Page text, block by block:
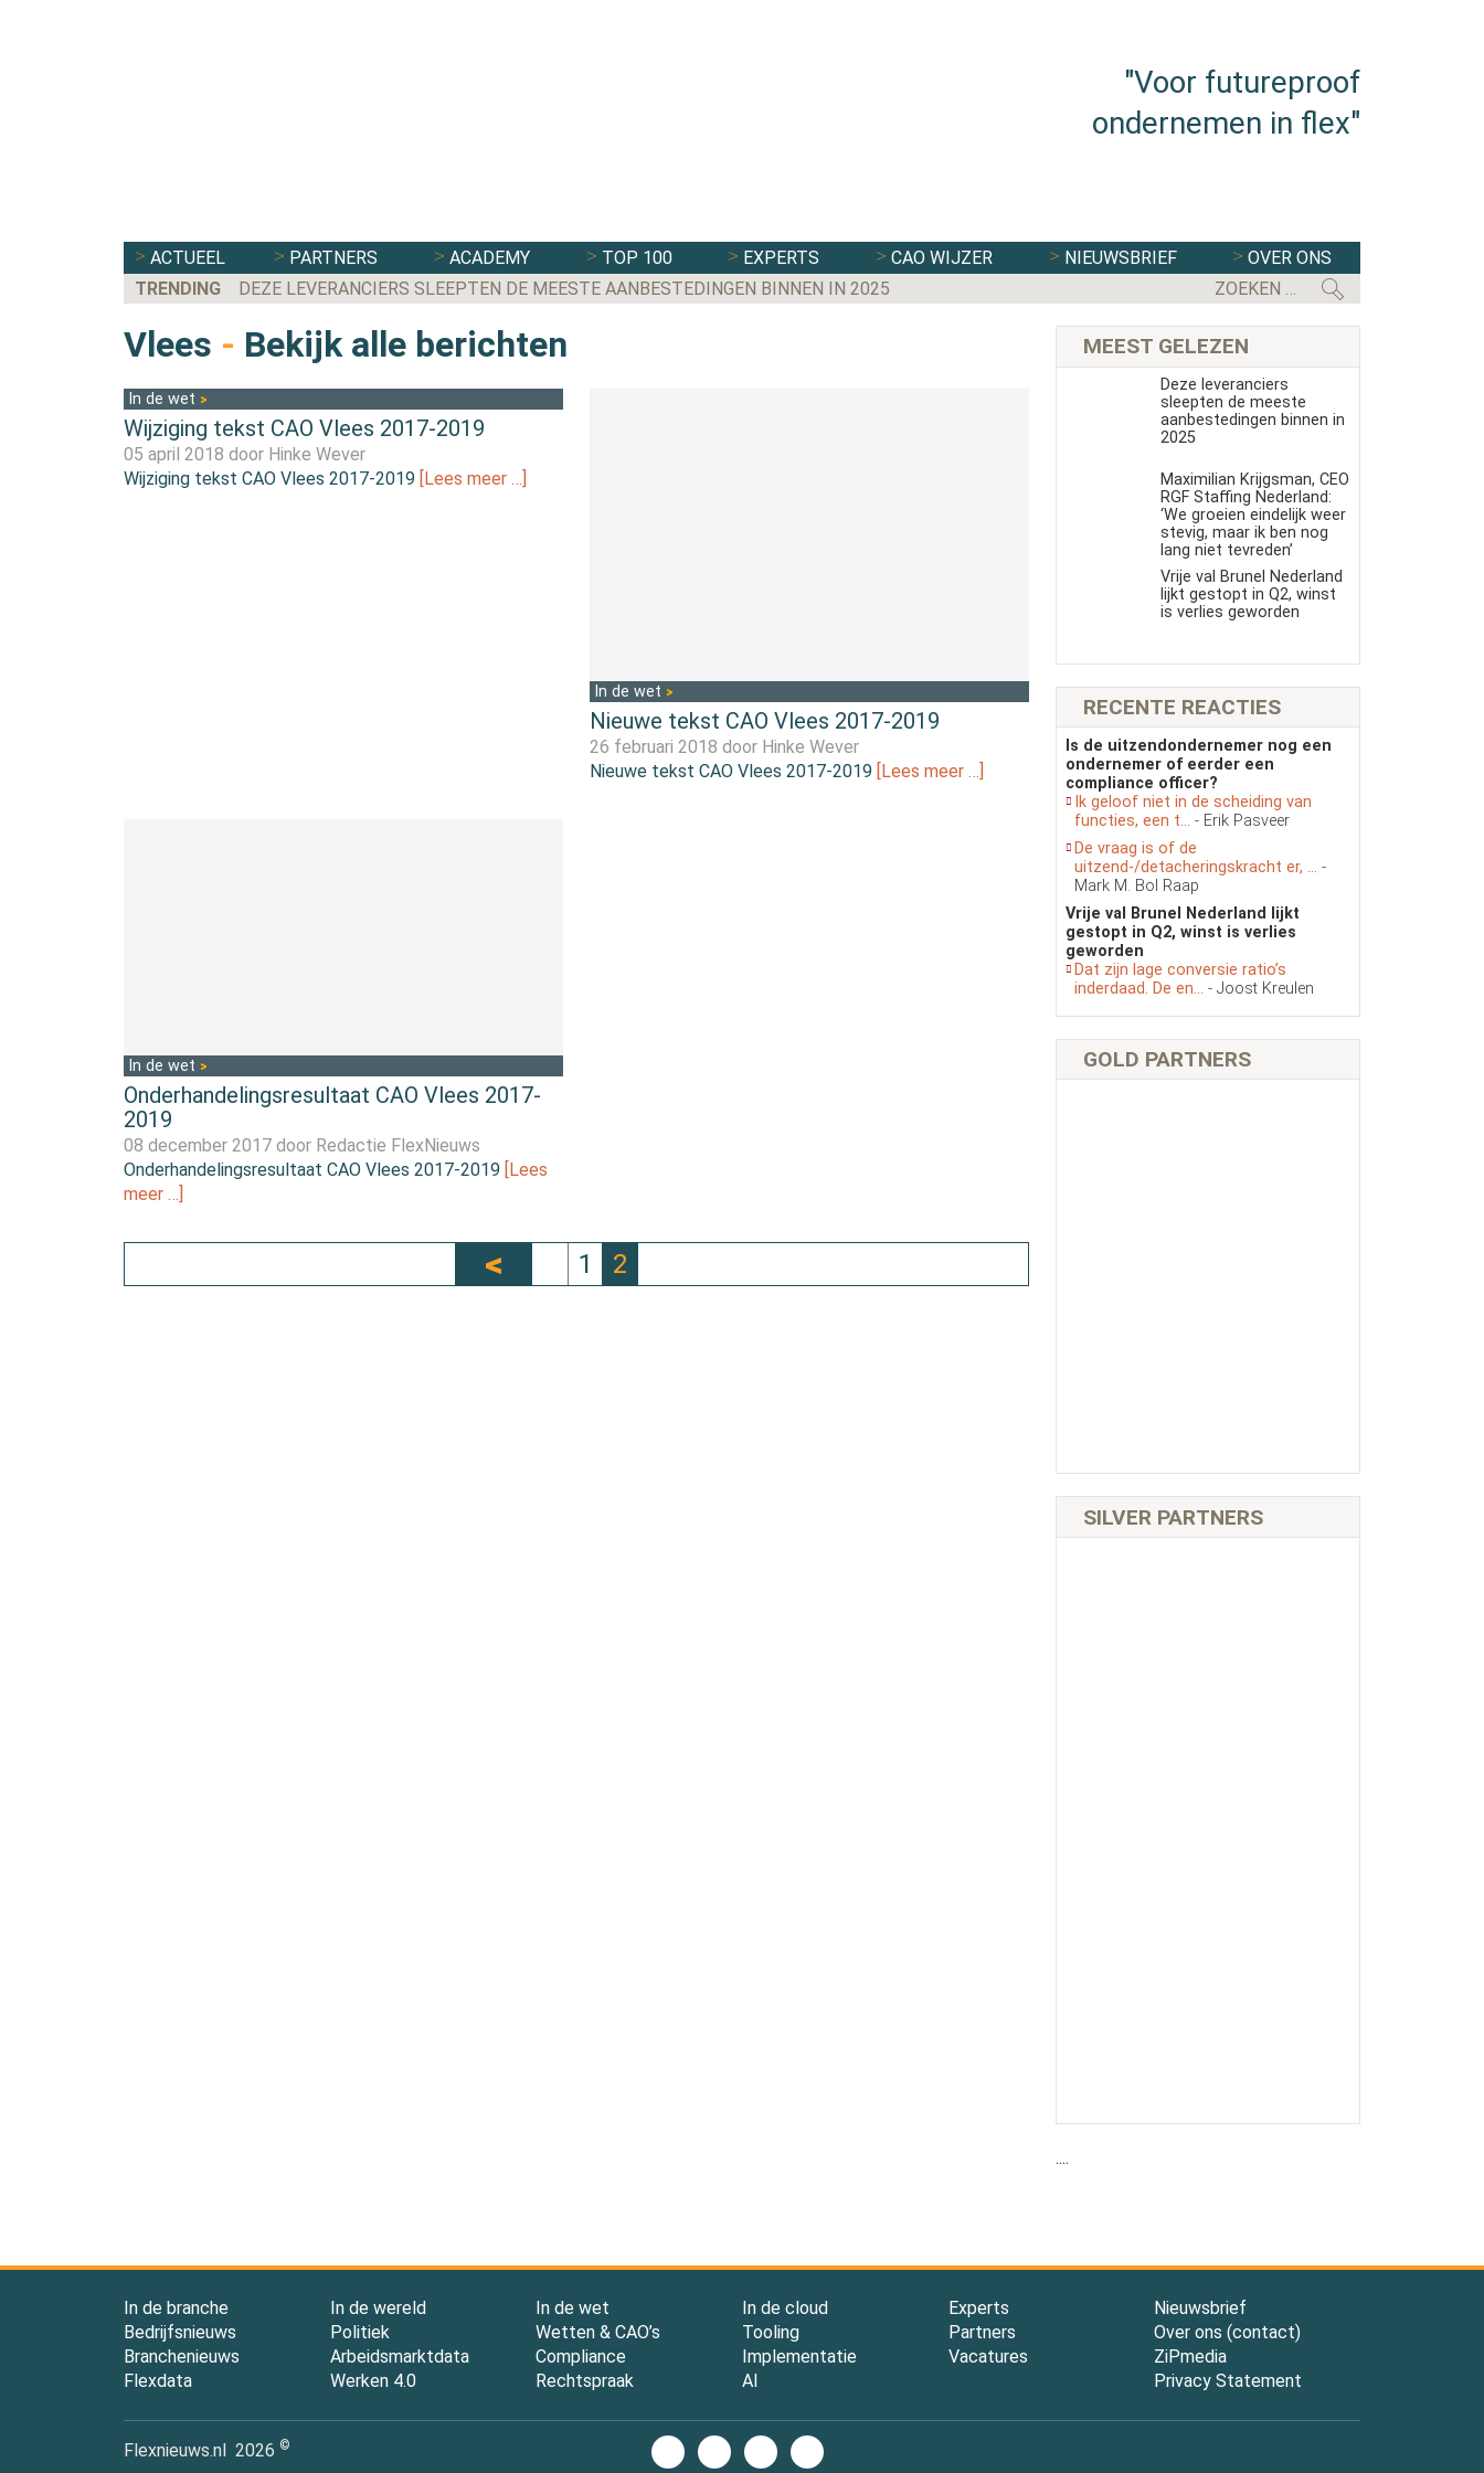
"Voor futureproof
ondernemen in flex"
ACTUEEL PARTNERS ACADEMY TOP 100 EXPERTS CAO WIJZER NIEUWSBRIEF
OVER ONS
TRENDING
DEZE LEVERANCIERS SLEEPTEN DE MEESTE AANBESTEDINGEN BINNEN IN 2025 FLEXBRANCHE WACHT
Vlees - Bekijk alle berichten
In de wet
Wijziging tekst CAO Vlees 2017-2019
05 april 2018 door Hinke Wever
Wijziging tekst CAO Vlees 2017-2019 [Lees meer …]
In de wet
Nieuwe tekst CAO Vlees 2017-2019
26 februari 2018 door Hinke Wever
Nieuwe tekst CAO Vlees 2017-2019 [Lees meer …]
In de wet
Onderhandelingsresultaat CAO Vlees 2017-
2019
08 december 2017 door Redactie FlexNieuws
Onderhandelingsresultaat CAO Vlees 2017-2019
[Lees
meer …]
1 2
MEEST GELEZEN
Deze leveranciers
sleepten de meeste
aanbestedingen binnen in
2025
Maximilian Krijgsman, CEO
RGF Staffing Nederland:
‘We groeien eindelijk weer
stevig, maar ik ben nog
lang niet tevreden’
Vrije val Brunel Nederland
lijkt gestopt in Q2, winst
is verlies geworden
RECENTE REACTIES
Is de uitzendondernemer nog een
ondernemer of eerder een
compliance officer?
Ik geloof niet in de scheiding van
functies, een t... - Erik Pasveer
De vraag is of de
uitzend-/detacheringskracht er, ... -
Mark M. Bol Raap
Vrije val Brunel Nederland lijkt
gestopt in Q2, winst is verlies
geworden
Dat zijn lage conversie ratio’s
inderdaad. De en... - Joost Kreulen
GOLD PARTNERS
SILVER PARTNERS
....
In de branche
Bedrijfsnieuws
Branchenieuws
Flexdata
In de wereld
Politiek
Arbeidsmarktdata
Werken 4.0
In de wet
Wetten & CAO’s
Compliance
Rechtspraak
In de cloud
Tooling
Implementatie
AI
Experts
Partners
Vacatures
Nieuwsbrief
Over ons (contact)
ZiPmedia
Privacy Statement
Flexnieuws.nl 2026 ©